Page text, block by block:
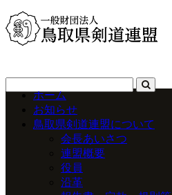
ホーム
お知らせ
鳥取県剣道連盟について
会長あいさつ
連盟概要
役員
沿革